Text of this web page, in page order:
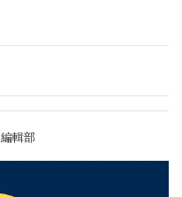
編輯部